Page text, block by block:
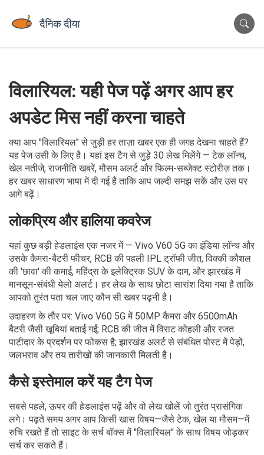
विलारियल: यही पेज पढ़ें अगर आप हर
अपडेट मिस नहीं करना चाहते
क्या आप "विलारियल" से जुड़ी हर ताज़ा खबर एक ही जगह देखना चाहते हैं?
यह पेज उसी के लिए है। यहां इस टैग से जुड़े 30 लेख मिलेंगे — टेक लॉन्च,
खेल नतीजे, राजनीति खबरें, मौसम अलर्ट और फिल्म-सब्जेक्ट स्टोरीज़ तक।
हर खबर साधारण भाषा में दी गई है ताकि आप जल्दी समझ सकें और उस पर
आगे बढ़ें।
लोकप्रिय और हालिया कवरेज
यहां कुछ बड़ी हेडलाइंस एक नजर में — Vivo V60 5G का इंडिया लॉन्च और
उसके कैमरा-बैटरी फीचर, RCB की पहली IPL ट्रॉफी जीत, विक्की कौशल
की 'छावा' की कमाई, महिंद्रा के इलेक्ट्रिक SUV के दाम, और झारखंड में
मानसून-संबंधी येलो अलर्ट। हर लेख के साथ छोटा सारांश दिया गया है ताकि
आपको तुरंत पता चल जाए कौन सी खबर पढ़नी है।
उदाहरण के तौर पर: Vivo V60 5G में 50MP कैमरा और 6500mAh
बैटरी जैसी खूबियां बताई गईं; RCB की जीत में विराट कोहली और रजत
पाटीदार के प्रदर्शन पर फोकस है; झारखंड अलर्ट से संबंधित पोस्ट में पेड़ों,
जलभराव और तय तारीखों की जानकारी मिलती है।
कैसे इस्तेमाल करें यह टैग पेज
सबसे पहले, ऊपर की हेडलाइंस पढ़ें और वो लेख खोलें जो तुरंत प्रासंगिक
लगे। पढ़ते समय अगर आप किसी खास विषय—जैसे टेक, खेल या मौसम—में
रुचि रखते हैं तो साइट के सर्च बॉक्स में "विलारियल" के साथ विषय जोड़कर
सर्च कर सकते हैं।